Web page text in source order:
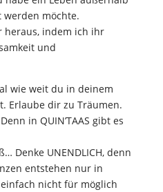
werden möchte.
heraus, indem ich ihr
und
wie weit du in deinem
Erlaube dir zu Träumen.
in QUIN’TAAS gibt es
Denke UNENDLICH, denn
entstehen nur in
nicht für möglich